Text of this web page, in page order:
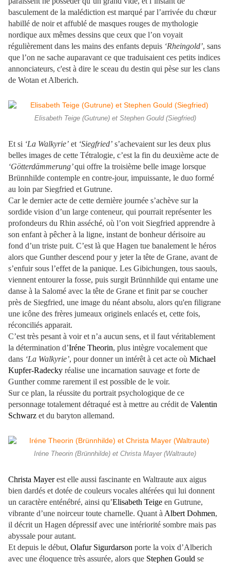
basculement de la malédiction est marqué par l’arrivée du chœur
habillé de noir et affublé de masques rouges de mythologie
nordique aux mêmes dessins que ceux que l’on voyait
régulièrement dans les mains des enfants depuis ‘Rheingold’, sans
que l’on ne sache auparavant ce que traduisaient ces petits indices
annonciateurs, c'est à dire le sceau du destin qui pèse sur les clans
de Wotan et Alberich.
Elisabeth Teige (Gutrune) et Stephen Gould (Siegfried)
Et si ‘La Walkyrie’ et ‘Siegfried’ s’achevaient sur les deux plus
belles images de cette Tétralogie, c’est la fin du deuxième acte de
‘Götterdämmerung’qui offre la troisième belle image lorsque
Brünnhilde contemple en contre-jour, impuissante, le duo formé
au loin par Siegfried et Gutrune.
Car le dernier acte de cette dernière journée s’achève sur la
sordide vision d’un large conteneur, qui pourrait représenter les
profondeurs du Rhin asséché, où l’on voit Siegfried apprendre à
son enfant à pêcher à la ligne, instant de bonheur dérisoire au
fond d’un triste puit. C’est là que Hagen tue banalement le héros
alors que Gunther descend pour y jeter la tête de Grane, avant de
s’enfuir sous l’effet de la panique. Les Gibichungen, tous saouls,
viennent entourer la fosse, puis surgit Brünnhilde qui entame une
danse à la Salomé avec la tête de Grane et finit par se coucher
près de Siegfried, une image du néant absolu, alors qu'en filigrane
une icône des frères jumeaux originels enlacés et, cette fois,
réconciliés apparait.
C’est très pesant à voir et n’a aucun sens, et il faut véritablement
la détermination d’Iréne Theorin, plus intègre vocalement que
dans ‘La Walkyrie’, pour donner un intérêt à cet acte où Michael
Kupfer-Radecky réalise une incarnation sauvage et forte de
Gunther comme rarement il est possible de le voir.
Sur ce plan, la réussite du portrait psychologique de ce
personnage totalement détraqué est à mettre au crédit de Valentin
Schwarz et du baryton allemand.
Iréne Theorin (Brünnhilde) et Christa Mayer (Waltraute)
Christa Mayerest elle aussi fascinante en Waltraute aux aigus
bien dardés et dotée de couleurs vocales altérées qui lui donnent
un caractère enténébré, ainsi qu’Elisabeth Teige en Gutrune,
vibrante d’une noirceur toute charnelle. Quant à Albert Dohmen,
il décrit un Hagen dépressif avec une intériorité sombre mais pas
abyssale pour autant.
Et depuis le début, Olafur Sigurdarson porte la voix d’Alberich
avec une éloquence très assurée, alors que Stephen Gould se